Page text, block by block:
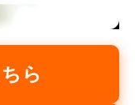
ら